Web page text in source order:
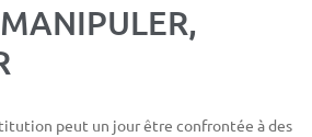
peut un jour être confrontée à des